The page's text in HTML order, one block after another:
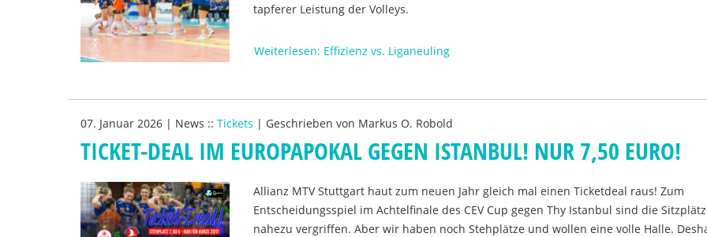
tapferer Leistung der Volleys.
Weiterlesen: Effizienz vs. Liganeuling
07. Januar 2026 | News :: Tickets | Geschrieben von Markus O. Robold
TICKET-DEAL IM EUROPAPOKAL GEGEN ISTANBUL! NUR 7,50 EURO!
Allianz MTV Stuttgart haut zum neuen Jahr gleich mal einen Ticketdeal raus! Zum
Entscheidungsspiel im Achtelfinale des CEV Cup gegen Thy Istanbul sind die
nahezu vergriffen. Aber wir haben noch Stehplätze und wollen eine volle Halle.